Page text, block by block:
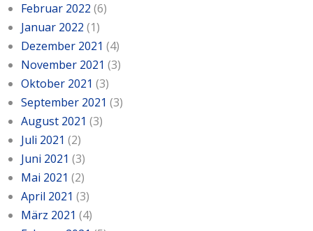
Februar 2022 (6)
Januar 2022 (1)
Dezember 2021 (4)
November 2021 (3)
Oktober 2021 (3)
September 2021 (3)
August 2021 (3)
Juli 2021 (2)
Juni 2021 (3)
Mai 2021 (2)
April 2021 (3)
März 2021 (4)